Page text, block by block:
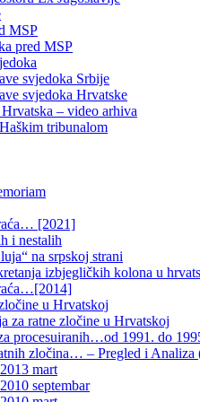
MSP
pred MSP
svjedoka Srbije
svjedoka Hrvatske
– video arhiva
tribunalom
[2021]
i nestalih
na srpskoj strani
izbjegličkih kolona u
u Hrvatskoj
za ratne zločine u Hrvatskoj
procesuiranih…od 1991. do
zločina… – Pregled i Analiza
mart
septembar